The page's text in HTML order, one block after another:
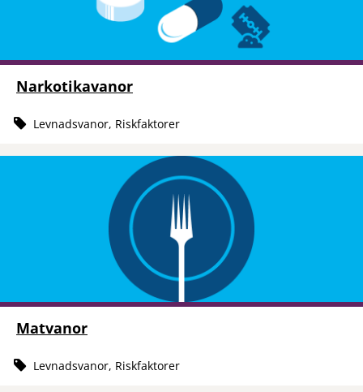
Narkotikavanor
Levnadsvanor, Riskfaktorer
Matvanor
Levnadsvanor, Riskfaktorer